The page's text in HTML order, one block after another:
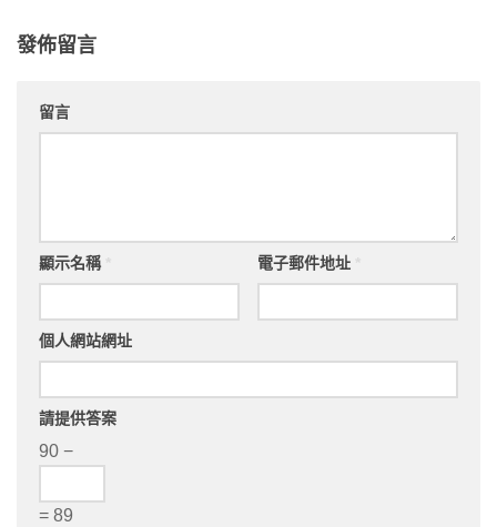
發佈留言
留言
顯示名稱 電子郵件地址
個人網站網址
請提供答案
90 −
= 89